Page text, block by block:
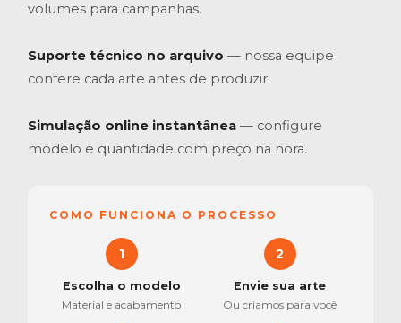
volumes para campanhas.
Suporte técnico no arquivo — nossa equipe
confere cada arte antes de produzir.
Simulação online instantânea — configure
modelo e quantidade com preço na hora.
COMO FUNCIONA O PROCESSO
1
Escolha o modelo
Material e acabamento
2
Envie sua arte
Ou criamos para você